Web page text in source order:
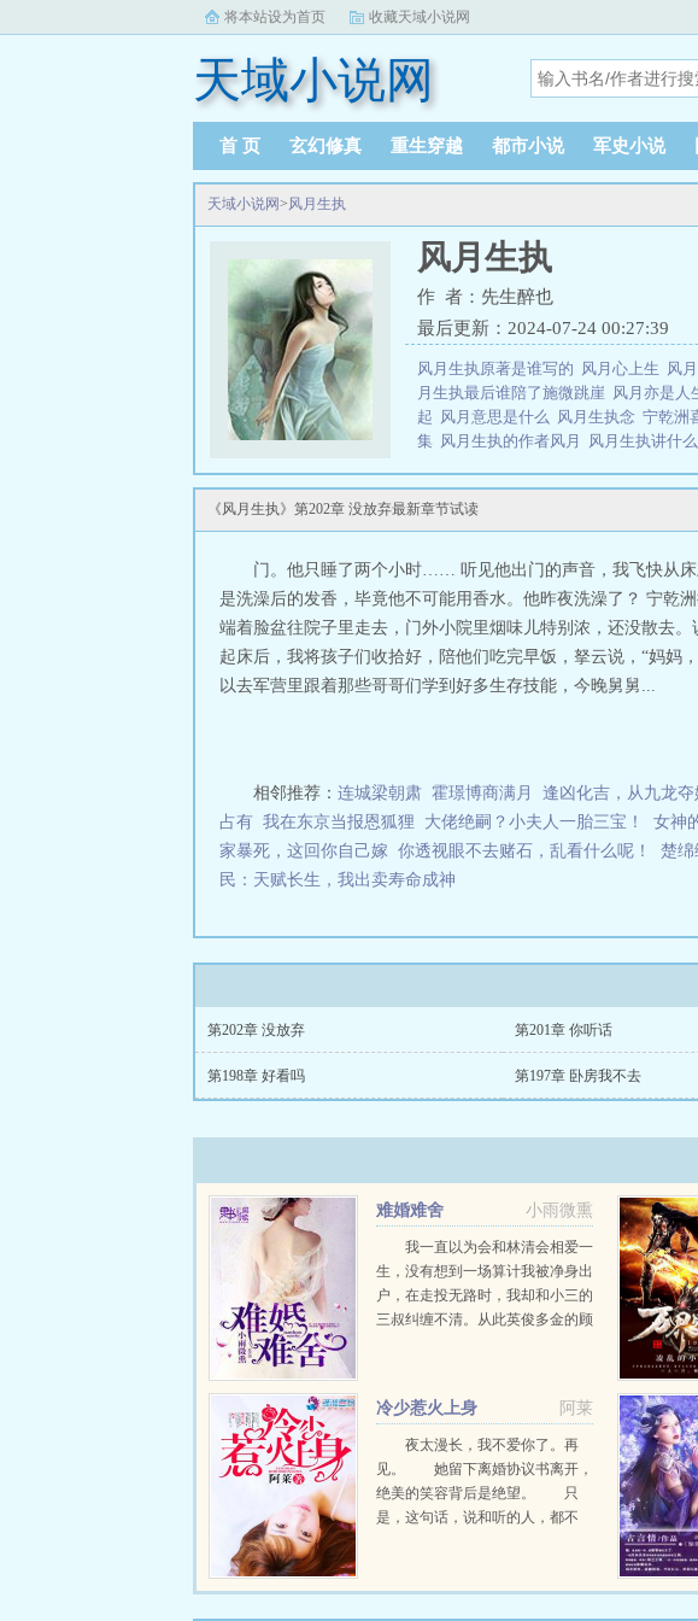
将本站设为首页 收藏天域小说网
天域小说网
首 页 玄幻修真 重生穿越 都市小说 军史小说
天域小说网>风月生执
风月生执
作 者：先生醉也
最后更新：2024-07-24 00:27:39
风月生执原著是谁写的 风月心上生 风
月生执最后谁陪了施微跳崖 风月亦是人
起 风月意思是什么 风月生执念 宁乾洲
集 风月生执的作者风月 风月生执讲什
谁风月生执最后谁陪了施微风月生执
先生醉也七猫
么风月生执施微和谁在一起了风月生
醉也
风月生执讲什么风月生执宁乾洲
月生执有第二部吗
风月生执宁乾 风月
子是谁的 风月生执施薇喜欢谁 风月生
谁风月生执施微到底爱谁 风月生香凶
章节风月生执2之醉也番外篇 风月生
生执纪凌修是男主吗
风月生执三部曲是
救她。”我如愿嫁给他，给他泼天财富
爹爹头颅放我面前，“你们葬送了我的
哦！/p风月生执：/p风月生执
《风月生执》第202章 没放弃最新章节试读
门。他只睡了两个小时…… 听见他出门的声音，我飞快从
是洗澡后的发香，毕竟他不可能用香水。他昨夜洗澡了？ 宁
端着脸盆往院子里走去，门外小院里烟味儿特别浓，还没散去
起床后，我将孩子们收拾好，陪他们吃完早饭，拏云说，“妈妈
以去军营里跟着那些哥哥们学到好多生存技能，今晚舅舅...
相邻推荐： 连城梁朝肃 霍璟博商满月 逢凶化吉，从九龙
占有 我在东京当报恩狐狸 大佬绝嗣？小夫人一胎三宝！ 女神
家暴死，这回你自己嫁 你透视眼不去赌石，乱看什么呢！ 楚绵
民：天赋长生，我出卖寿命成神
第202章 没放弃 第201章 你听话
第198章 好看吗 第197章 卧房我不去
小雨微熏
难婚难舍
我一直以为会和林清会相爱一
生，没有想到一场算计我被净身出
户，在走投无路时，我却和小三的
三叔纠缠不清。从此英俊多金的顾
上手术抬，夺我孩...
阿莱
冷少惹火上身
夜太漫长，我不爱你了。再
见。 她留下离婚协议书离开，
绝美的笑容背后是绝望。 只
是，这句话，说和听的人，都不
相依相伴，他宠的无法无天，她爱